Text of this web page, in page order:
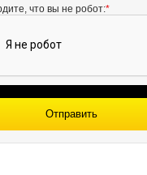
steamer
и
что вы не робот:*
Отправить